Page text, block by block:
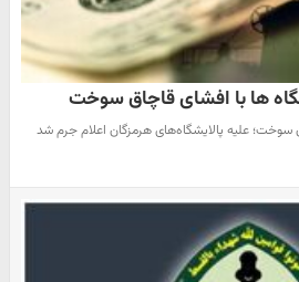
ها با افشای قاچاق سوخت
علیه پالایشگاه‌های هرمزگان اعلام جرم شد